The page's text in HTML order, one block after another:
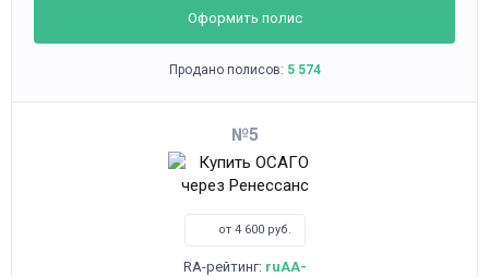
Оформить полис
Продано полисов: 5 574
5
от 4 600 руб.
RA-рейтинг: ruAA-